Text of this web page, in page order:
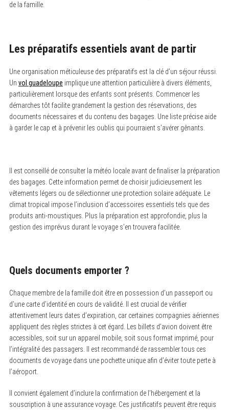
de la famille.
Les préparatifs essentiels avant de partir
Une organisation méticuleuse des préparatifs est la clé d’un séjour réussi.
Un vol guadeloupe implique une attention particulière à divers éléments,
particulièrement lorsque des enfants sont présents. Commencer les
démarches tôt facilite grandement la gestion des réservations, des
documents nécessaires et du contenu des bagages. Une liste précise aide
à garder le cap et à prévenir les oublis qui pourraient s’avérer gênants.
Il est conseillé de consulter la météo locale avant de finaliser la préparation
des bagages. Cette information permet de choisir judicieusement les
vêtements légers ou de sélectionner une protection solaire adéquate. Le
climat tropical impose l’inclusion d’accessoires essentiels tels que des
produits anti-moustiques. Plus la préparation est approfondie, plus la
gestion des imprévus durant le voyage s’en trouvera facilitée.
Quels documents emporter ?
Chaque membre de la famille doit être en possession d’un passeport ou
d’une carte d’identité en cours de validité. Il est crucial de vérifier
attentivement leurs dates d’expiration, car certaines compagnies aériennes
appliquent des règles strictes à cet égard. Les billets d’avion doivent être
accessibles, soit sur un appareil mobile, soit sous format imprimé, pour
l’intégralité des passagers. Il est recommandé de rassembler tous ces
documents de voyage dans une pochette unique afin d’éviter toute perte à
l’aéroport.
Il convient également d’inclure la confirmation de l’hébergement et la
souscription à une assurance voyage. Ces justificatifs peuvent être requis